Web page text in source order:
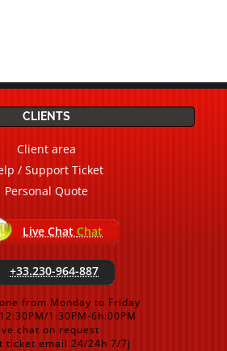
CLIENTS
Client area
/ Support Ticket
Personal Quote
Live Chat Chat
+33.230-964-887
from Monday to Friday
1:30PM-6h:00PM
chat on request
ticket email 24/24h 7/7j